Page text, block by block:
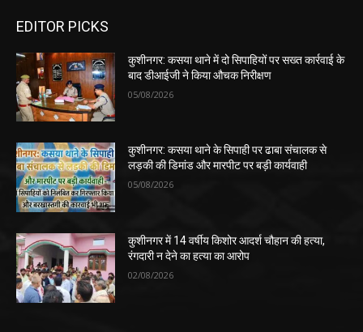
EDITOR PICKS
कुशीनगर: कसया थाने में दो सिपाहियों पर सख्त कार्रवाई के
बाद डीआईजी ने किया औचक निरीक्षण
05/08/2026
कुशीनगर: कसया थाने के सिपाही पर ढाबा संचालक से
लड़की की डिमांड और मारपीट पर बड़ी कार्यवाही
05/08/2026
कुशीनगर में 14 वर्षीय किशोर आदर्श चौहान की हत्या,
रंगदारी न देने का हत्या का आरोप
02/08/2026